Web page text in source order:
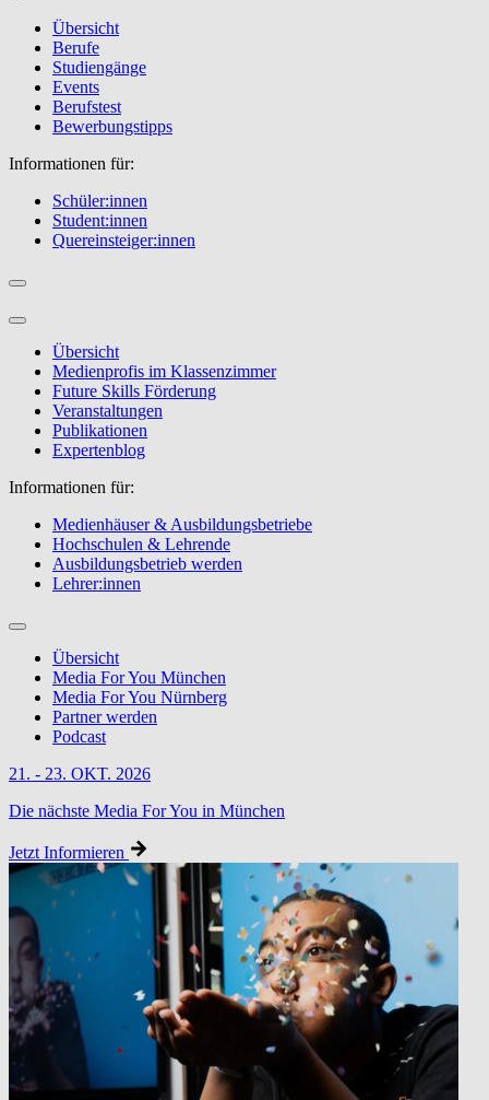
Übersicht
Berufe
Studiengänge
Events
Berufstest
Bewerbungstipps
Informationen für:
Schüler:innen
Student:innen
Quereinsteiger:innen
Übersicht
Medienprofis im Klassenzimmer
Future Skills Förderung
Veranstaltungen
Publikationen
Expertenblog
Informationen für:
Medienhäuser & Ausbildungsbetriebe
Hochschulen & Lehrende
Ausbildungsbetrieb werden
Lehrer:innen
Übersicht
Media For You München
Media For You Nürnberg
Partner werden
Podcast
21. - 23. OKT. 2026
Die nächste Media For You in München
Jetzt Informieren